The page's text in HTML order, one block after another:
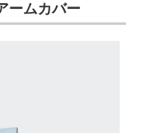
ームカバー